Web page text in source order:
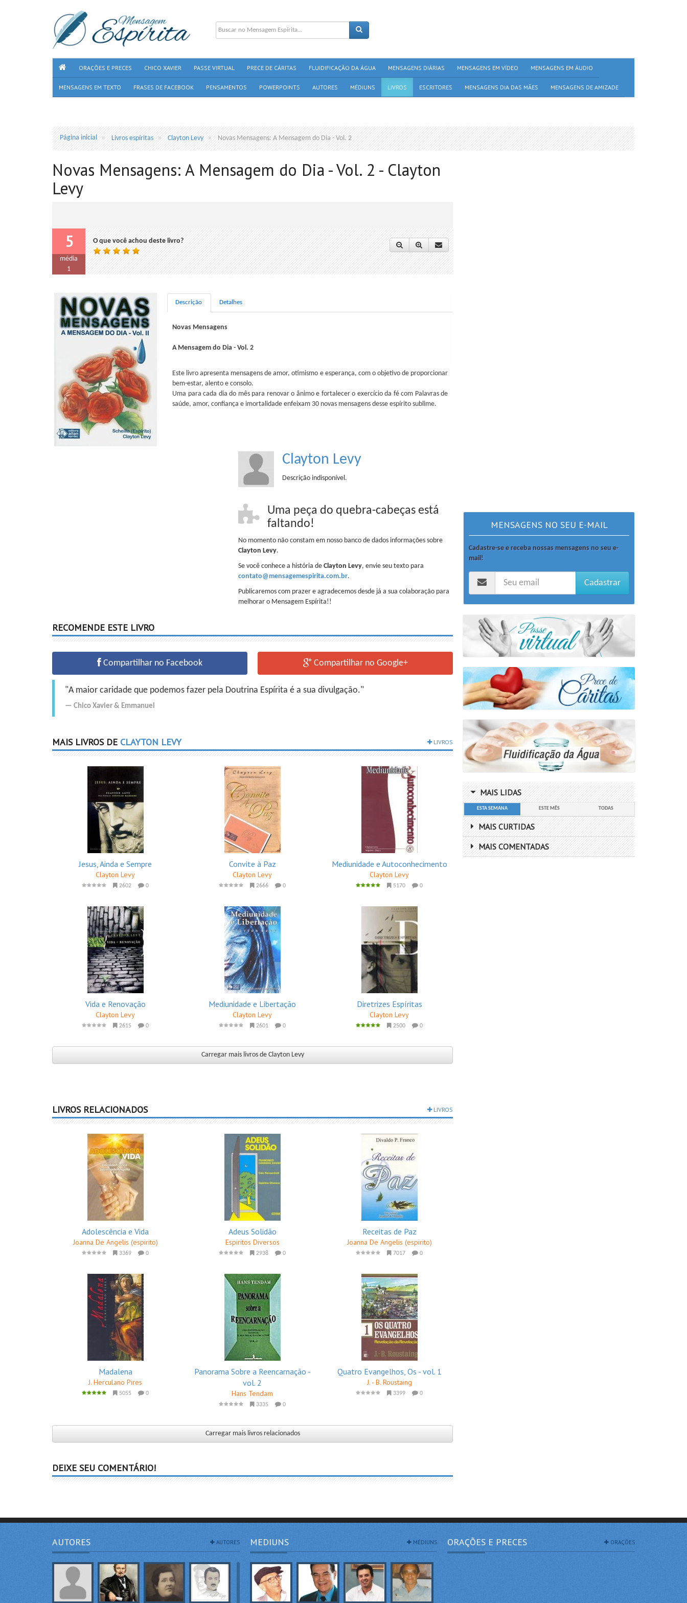
ORAÇÕES E PRECES CHICO XAVIER PASSE VIRTUAL PRECE DE CÁRITAS FLUIDIFICAÇÃO DA ÁGUA MENSAGENS DIÁRIAS MENSAGENS EM VÍDEO MENSAGENS EM ÁUDIO
MENSAGENS EM TEXTO FRASES DE FACEBOOK PENSAMENTOS POWERPOINTS AUTORES MÉDIUNS LIVROS ESCRITORES MENSAGENS DIA DAS MÃES MENSAGENS DE AMIZADE
Página inicial Livros espíritas Clayton Levy Novas Mensagens: A Mensagem do Dia - Vol. 2
Novas Mensagens: A Mensagem do Dia - Vol. 2 - Clayton
Levy
5
média
1
O que você achou deste livro?
Descrição Detalhes
Novas Mensagens
A Mensagem do Dia - Vol. 2
Este livro apresenta mensagens de amor, otimismo e esperança, com o objetivo de proporcionar
bem-estar, alento e consolo.
Uma para cada dia do mês para renovar o ânimo e fortalecer o exercício da fé com Palavras de
saúde, amor, confiança e imortalidade enfeixam 30 novas mensagens desse espírito sublime.
Clayton Levy
Descrição indisponível.
Uma peça do quebra-cabeças está
faltando!
No momento não constam em nosso banco de dados informações sobre
Clayton Levy.
Se você conhece a história de Clayton Levy, envie seu texto para
contato@mensagemespirita.com.br.
Publicaremos com prazer e agradecemos desde já a sua colaboração para
melhorar o Mensagem Espírita!!
RECOMENDE ESTE LIVRO
Compartilhar no Facebook Compartilhar no Google+
"A maior caridade que podemos fazer pela Doutrina Espírita é a sua divulgação."
Chico Xavier & Emmanuel
MAIS LIVROS DE CLAYTON LEVY LIVROS
Jesus, Ainda e Sempre
Clayton Levy
2602 0
Convite à Paz
Clayton Levy
2666 0
Mediunidade e Autoconhecimento
Clayton Levy
5170 0
Vida e Renovação
Clayton Levy
2615 0
Mediunidade e Libertação
Clayton Levy
2601 0
Diretrizes Espíritas
Clayton Levy
2500 0
Carregar mais livros de Clayton Levy
LIVROS RELACIONADOS LIVROS
Adolescência e Vida
Joanna De Angelis (espirito)
3369 0
Adeus Solidão
Espiritos Diversos
2938 0
Receitas de Paz
Joanna De Angelis (espirito)
7017 0
Madalena
J. Herculano Pires
5055 0
Panorama Sobre a Reencarnação -
vol. 2
Hans Tendam
3335 0
Quatro Evangelhos, Os - vol. 1
J. - B. Roustaing
3399 0
Carregar mais livros relacionados
DEIXE SEU COMENTÁRIO!
MENSAGENS NO SEU E-MAIL
Cadastre-se e receba nossas mensagens no seu e-
mail!
Cadastrar
MAIS LIDAS
ESTA SEMANA ESTE MÊS TODAS
MAIS CURTIDAS
MAIS COMENTADAS
AUTORES AUTORES MEDIUNS MÉDIUNS ORAÇÕES E PRECES ORAÇÕES